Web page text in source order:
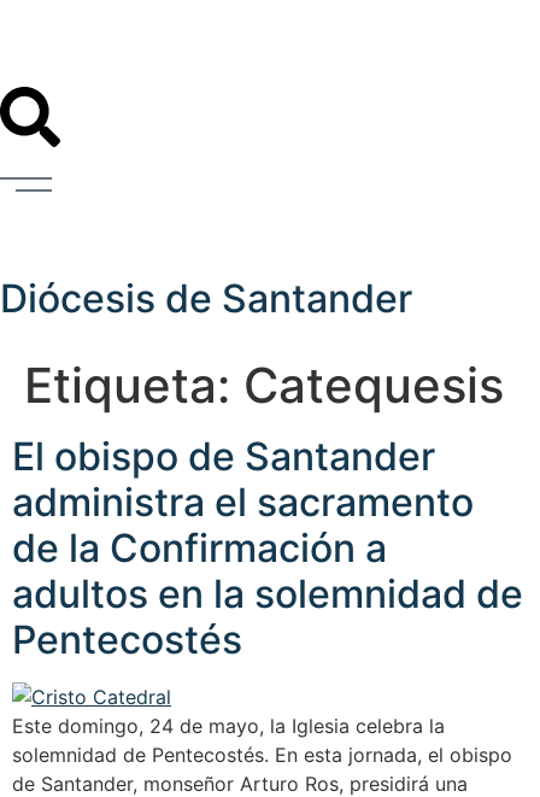
Diócesis de Santander
Etiqueta: Catequesis
El obispo de Santander
administra el sacramento
de la Confirmación a
adultos en la solemnidad de
Pentecostés
Este domingo, 24 de mayo, la Iglesia celebra la
solemnidad de Pentecostés. En esta jornada, el obispo
de Santander, monseñor Arturo Ros, presidirá una